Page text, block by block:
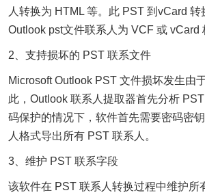
人转换为 HTML 等。此 PST 到vCard
Outlook pst文件联系人为 VCF 或 vCard
2、支持损坏的 PST 联系文件
Microsoft Outlook PST 文件损坏发生由
此，Outlook 联系人提取器首先分析
码保护的情况下，软件首先需要密码密
人格式导出所有 PST 联系人。
3、维护 PST 联系字段
该软件在 PST 联系人转换过程中维护所